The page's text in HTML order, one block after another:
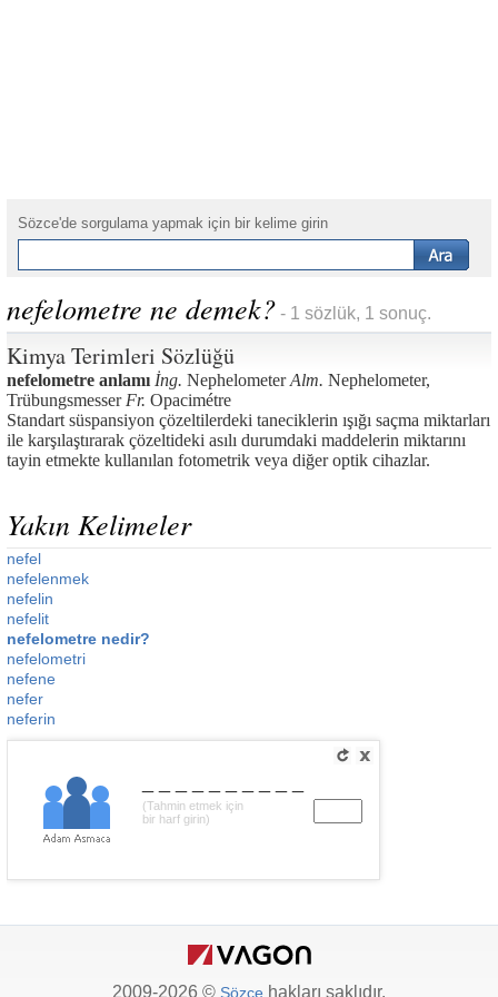
Sözce'de sorgulama yapmak için bir kelime girin
nefelometre ne demek? - 1 sözlük, 1 sonuç.
Kimya Terimleri Sözlüğü
nefelometre anlamı İng. NephelometerAlm. Nephelometer,
Trübungsmesser Fr. Opacimétre
Standart süspansiyon çözeltilerdeki taneciklerin ışığı saçma miktarları
ile karşılaştırarak çözeltideki asılı durumdaki maddelerin miktarını
tayin etmekte kullanılan fotometrik veya diğer optik cihazlar.
Yakın Kelimeler
nefel
nefelenmek
nefelin
nefelit
nefelometre nedir?
nefelometri
nefene
nefer
neferin
(Tahmin etmek için
bir harf girin)
2009-2026 © Sözce hakları saklıdır.